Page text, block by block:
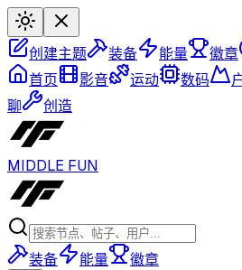
创建主题 装备 能量 徽章
首页
影音 运动 数码
聊
创造
MIDDLE FUN
装备 能量 徽章